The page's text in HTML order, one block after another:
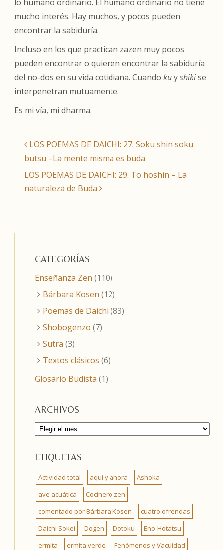
lo humano ordinario. El humano ordinario no tiene
mucho interés. Hay muchos, y pocos pueden
encontrar la sabiduría.
Incluso en los que practican zazen muy pocos
pueden encontrar o quieren encontrar la sabiduría
del no-dos en su vida cotidiana. Cuando kuyshikise
interpenetran mutuamente.
Es mi vía, mi dharma.
LOS POEMAS DE DAICHI: 27. Soku shin soku
butsu –La mente misma es buda
LOS POEMAS DE DAICHI: 29. To hoshin – La
naturaleza de Buda
CATEGORÍAS
Enseñanza Zen (110)
Bárbara Kosen (12)
Poemas de Daichi (83)
Shobogenzo (7)
Sutra (3)
Textos clásicos (6)
Glosario Budista (1)
ARCHIVOS
Archivos
ETIQUETAS
Actividad total aquí y ahora
Ashoka
ave acuática
Cocinero zen
comentado por Bárbara Kosen
cuatro ofrendas
Daichi Sokei
Dogen Dotoku
Eno-Hotatsu
ermita
ermita verde
Fenómenos y Vacuidad